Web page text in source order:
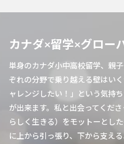
カナダ×留学×グロー
単身のカナダ小中高校留学、親
ぞれの分野で乗り越える壁はい
ャレンジしたい！」という気持
が出来ます。私と出会ってくだ
らしく生きる）をモットーとし
に上から引っ張り、下から支え